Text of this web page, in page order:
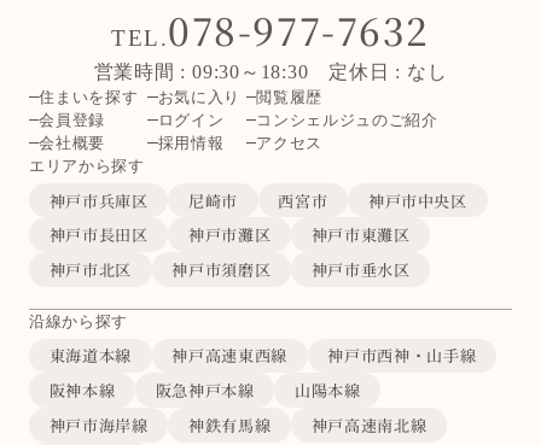
TEL.078-977-7632
営業時間 : 09:30～18:30 定休日 : なし
住まいを探す お気に入り
閲覧履歴
会員登録
ログイン
コンシェルジュのご紹介
会社概要
採用情報
アクセス
エリアから探す
神戸市兵庫区 尼崎市 西宮市
神戸市中央区
神戸市長田区
神戸市灘区
神戸市東灘区
神戸市北区
神戸市須磨区 神戸市垂水区
沿線から探す
東海道本線 神戸高速東西線
神戸市西神・山手線
阪神本線
阪急神戸本線
山陽本線
神戸市海岸線
神鉄有馬線 神戸高速南北線